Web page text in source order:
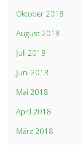
Oktober 2018
August 2018
Juli 2018
Juni 2018
Mai 2018
April 2018
März 2018